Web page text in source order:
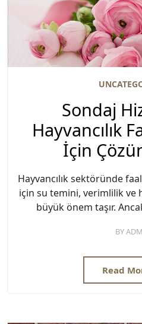
Sondaj
Hayvancılık
İçin
Hayvancılık sektöründe
için su temini, verimlilik ve
büyük önem taşır.
BY
Read